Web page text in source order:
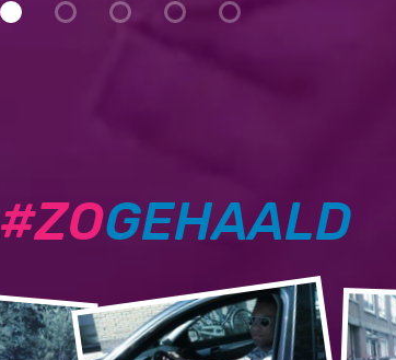
#ZOGEHAALD